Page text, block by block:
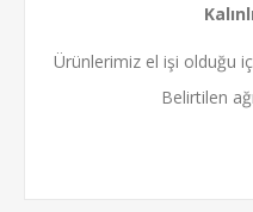
Ürünlerimiz el işi olduğu
Belirtilen